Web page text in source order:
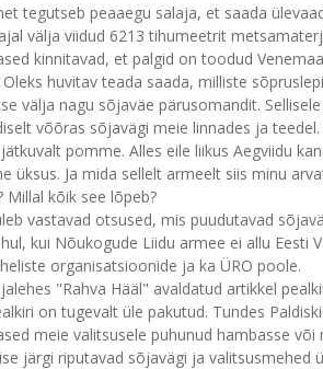
tegutseb peaaegu salaja, et saada
välja viidud 6213 tihumeetrit
kinnitavad, et palgid on toodud
huvitav teada saada, milliste
välja nagu sõjaväe pärusomandit.
võõras sõjavägi meie linnades ja
pomme. Alles eile liikus Aegviidu
üksus. Ja mida sellelt armeelt siis minu
Millal kõik see lõpeb?
vastavad otsused, mis puudutavad
kui Nõukogude Liidu armee ei allu
organisatsioonide ja ka ÜRO poole.
"Rahva Hääl" avaldatud artikkel
on tugevalt üle pakutud. Tundes
meie valitsusele puhunud hambasse
järgi riputavad sõjavägi ja valitsusmehed